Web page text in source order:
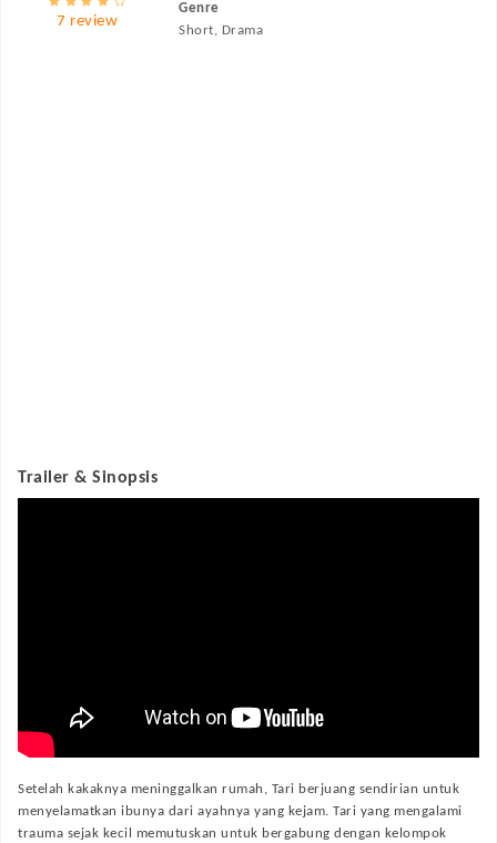
7 review
Genre
Short, Drama
Trailer & Sinopsis
Setelah kakaknya meninggalkan rumah, Tari berjuang sendirian untuk
menyelamatkan ibunya dari ayahnya yang kejam. Tari yang mengalami
trauma sejak kecil memutuskan untuk bergabung dengan kelompok